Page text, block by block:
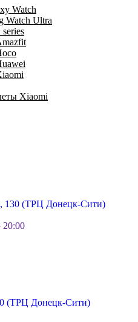
Watch
Watch Ultra
series
Xiaomi
130 (ТРЦ Донецк-Сити)
20:00
(ТРЦ Донецк-Сити)